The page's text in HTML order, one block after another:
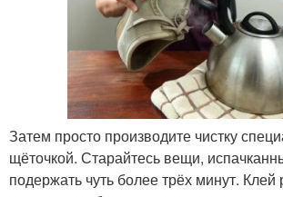
Затем просто производите чистку
щёточкой. Старайтесь вещи,
подержать чуть более трёх минут. Клей